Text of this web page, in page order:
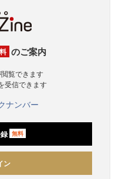
のご案内
覧できます
受信できます
ナンバー
無料
ン